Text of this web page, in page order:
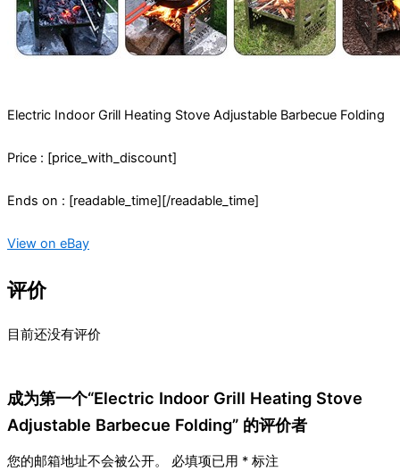
Electric Indoor Grill Heating Stove Adjustable Barbecue Folding
Price : [price_with_discount]
Ends on : [readable_time][/readable_time]
View on eBay
评价
目前还没有评价
成为第一个“Electric Indoor Grill Heating Stove
Adjustable Barbecue Folding” 的评价者
您的邮箱地址不会被公开。 必填项已用 * 标注